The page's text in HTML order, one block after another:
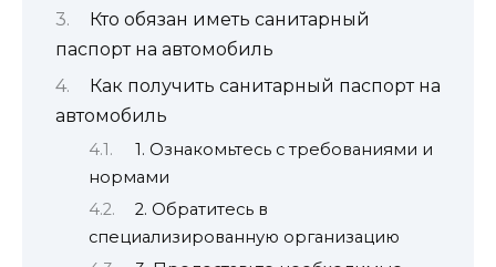
Кто обязан иметь санитарный
паспорт на автомобиль
Как получить санитарный паспорт на
автомобиль
1. Ознакомьтесь с требованиями и
нормами
2. Обратитесь в
специализированную организацию